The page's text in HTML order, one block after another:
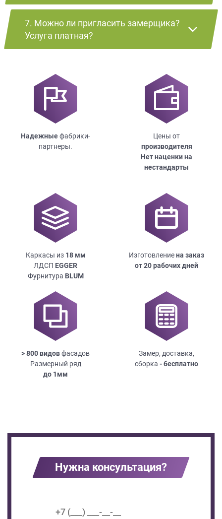
7. Можно ли пригласить замерщика?
Услуга платная?
Надежныефабрики-
партнеры.
Цены от
производителя
Нет наценки на
нестандарты
Каркасы из 18мм
ЛДСП EGGER
Фурнитура BLUM
Изготовлениена заказ
от 20 рабочих дней
> 800 видовфасадов
Размерный ряд
до 1мм
Замер, доставка,
сборка - бесплатно
Нужна консультация?